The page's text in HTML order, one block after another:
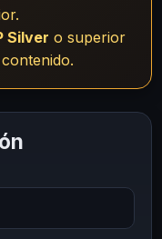
Silver o superior